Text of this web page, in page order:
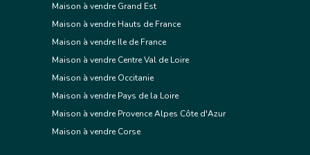
Maison à vendre Grand Est
Maison à vendre Hauts de France
Maison à vendre Ile de France
Maison à vendre Centre Val de Loire
Maison à vendre Occitanie
Maison à vendre Pays de la Loire
Maison à vendre Provence Alpes Côte d'Azur
Maison à vendre Corse